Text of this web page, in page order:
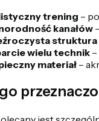
trening –
kanałów
struktura
wielu technik–
materiał–